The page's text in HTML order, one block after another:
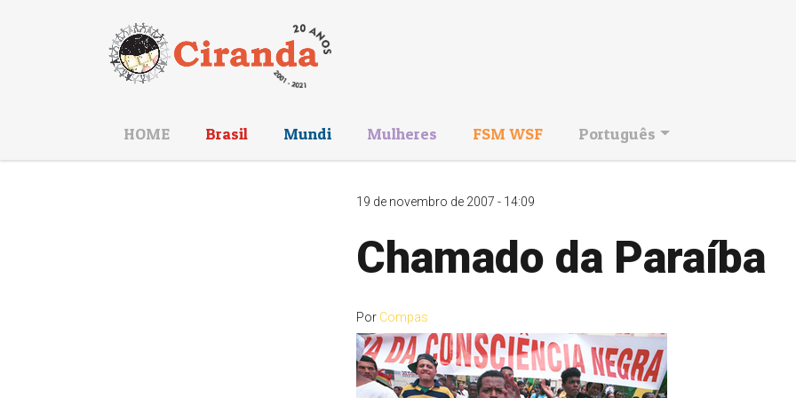
HOME Brasil Mundi Mulheres FSM WSF Português
19 de novembro de 2007 - 14:09
Chamado da Paraíba
Por Compas